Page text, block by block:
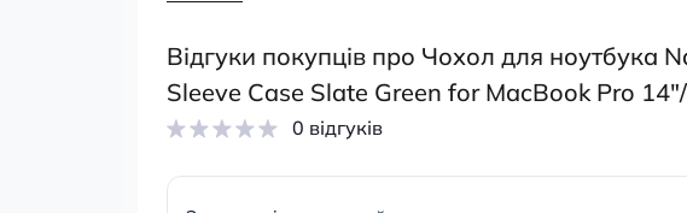
Відгуки покупців про Чохол для ноутбука
Sleeve Case Slate Green for MacBook Pro
0 відгуків